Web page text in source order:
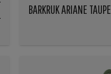
BARKRUK ARIANE TAUPE